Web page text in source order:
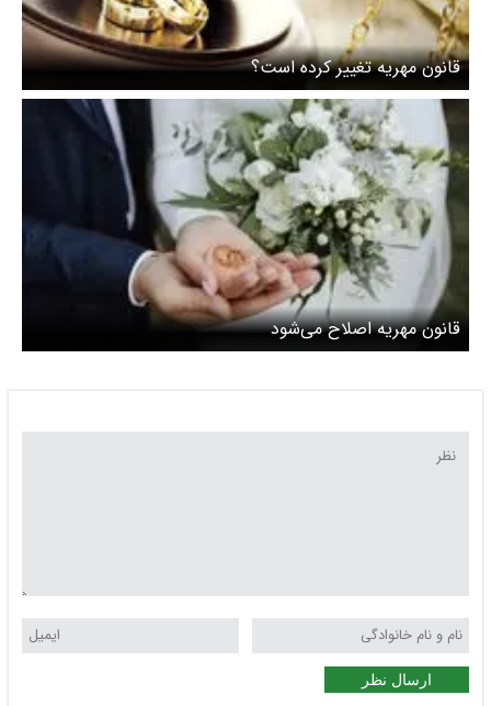
قانون مهریه تغییر کرده است؟
قانون مهریه اصلاح می‌شود
ارسال نظر